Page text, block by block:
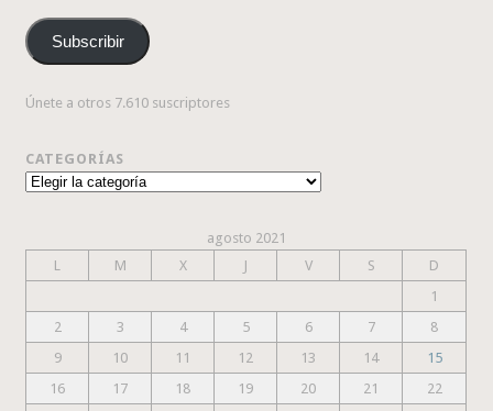
correo
electrónico
Subscribir
Únete a otros 7.610 suscriptores
CATEGORÍAS
Categorías
agosto 2021
L
M X J V S
D
1
2
3 4 5 6 7
8
9
10 11 12 13 14
15
16
17 18 19 20 21
22